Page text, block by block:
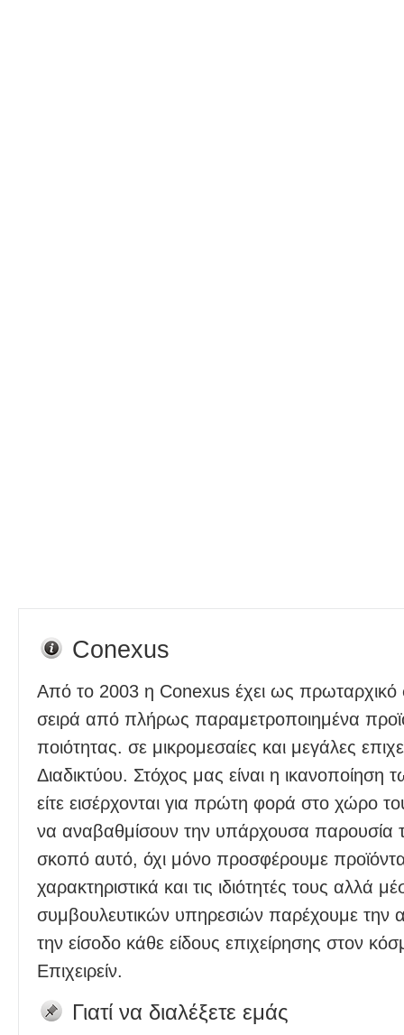
Conexus
Από το 2003 η Conexus έχει ως πρωταρχικό
σειρά από πλήρως παραμετροποιημένα
ποιότητας. σε μικρομεσαίες και μεγάλες
Διαδικτύου. Στόχος μας είναι η
είτε εισέρχονται για πρώτη φορά στο χώρο
να αναβαθμίσουν την υπάρχουσα παρουσία
σκοπό αυτό, όχι μόνο προσφέρουμε
χαρακτηριστικά και τις ιδιότητές τους αλλά
συμβουλευτικών υπηρεσιών παρέχουμε την
την είσοδο κάθε είδους επιχείρησης στον
Επιχειρείν.
Γιατί να διαλέξετε εμάς